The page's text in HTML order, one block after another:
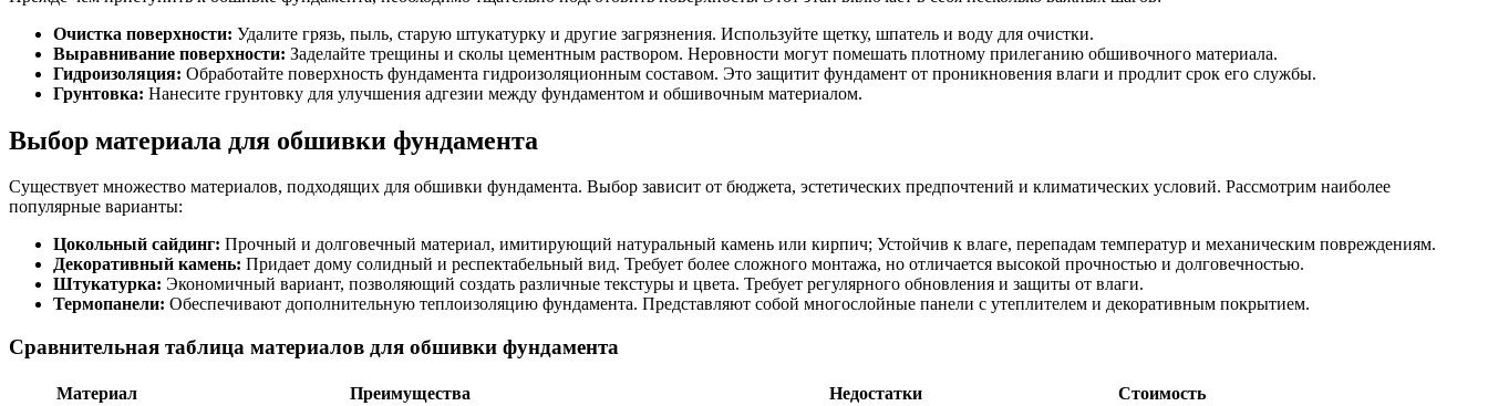
Очистка поверхности: Удалите грязь, пыль, старую штукатурку и другие загрязнения. Используйте щетку, шпатель и воду для очистки.
Выравнивание поверхности: Заделайте трещины и сколы цементным раствором. Неровности могут помешать плотному прилеганию обшивочного материала.
Гидроизоляция: Обработайте поверхность фундамента гидроизоляционным составом. Это защитит фундамент от проникновения влаги и продлит срок его службы.
Грунтовка: Нанесите грунтовку для улучшения адгезии между фундаментом и обшивочным материалом.
Выбор материала для обшивки фундамента
Существует множество материалов, подходящих для обшивки фундамента. Выбор зависит от бюджета, эстетических предпочтений и климатических условий. Рассмотрим наиболее
популярные варианты:
Цокольный сайдинг: Прочный и долговечный материал, имитирующий натуральный камень или кирпич; Устойчив к влаге, перепадам температур и механическим повреждениям.
Декоративный камень: Придает дому солидный и респектабельный вид. Требует более сложного монтажа, но отличается высокой прочностью и долговечностью.
Штукатурка: Экономичный вариант, позволяющий создать различные текстуры и цвета. Требует регулярного обновления и защиты от влаги.
Термопанели: Обеспечивают дополнительную теплоизоляцию фундамента. Представляют собой многослойные панели с утеплителем и декоративным покрытием.
Сравнительная таблица материалов для обшивки фундамента
Материал Преимущества Недостатки
Стоимость